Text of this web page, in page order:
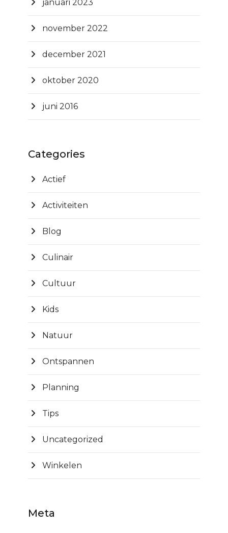
januari 2023
november 2022
december 2021
oktober 2020
juni 2016
Categories
Actief
Activiteiten
Blog
Culinair
Cultuur
Kids
Natuur
Ontspannen
Planning
Tips
Uncategorized
Winkelen
Meta